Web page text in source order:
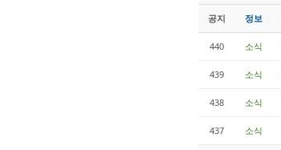
공지 정보
440 소식
439 소식
438 소식
437 소식